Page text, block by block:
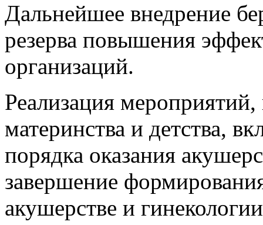
Дальнейшее внедрение
резерва повышения
организаций.
Реализация
материнства и детства,
порядка оказания
завершение
акушерстве и